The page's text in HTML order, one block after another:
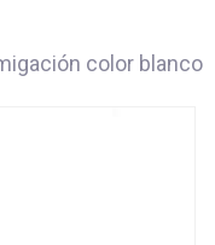
color blanco